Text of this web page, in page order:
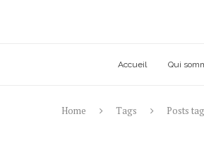
Accueil Qui
Home Tags Posts